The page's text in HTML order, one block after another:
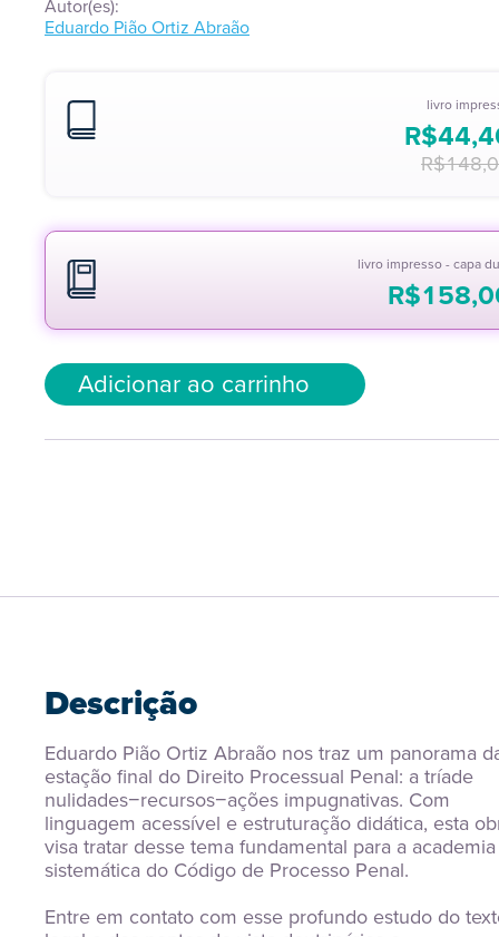
Autor(es):
Eduardo Pião Ortiz Abraão
livro
R$
R$
livro impresso - capa
R$
Adicionar ao carrinho
Descrição
Eduardo Pião Ortiz Abraão nos traz um panorama
estação final do Direito Processual Penal: a tríade
nulidades−recursos−ações impugnativas. Com
linguagem acessível e estruturação didática, esta
visa tratar desse tema fundamental para a
sistemática do Código de Processo Penal.
Entre em contato com esse profundo estudo do